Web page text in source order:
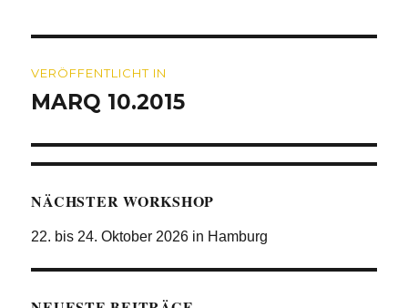
VERÖFFENTLICHT IN
MARQ 10.2015
NÄCHSTER WORKSHOP
22. bis 24. Oktober 2026 in Hamburg